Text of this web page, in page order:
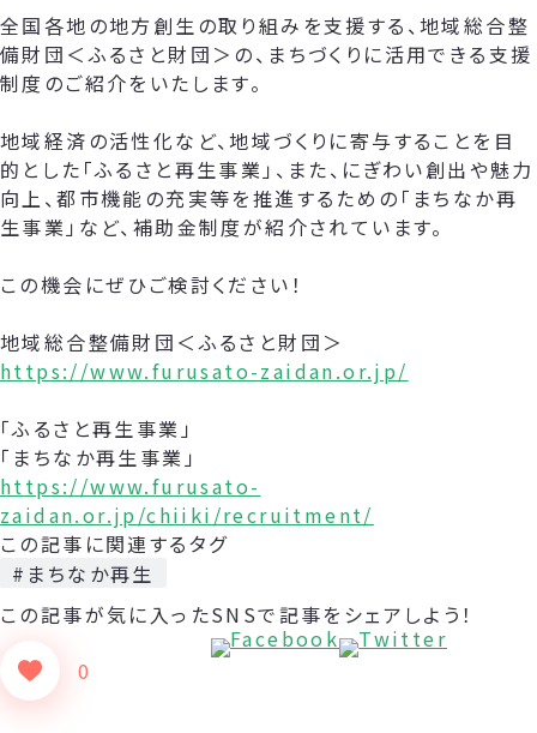
全国各地の地方創生の取り組みを支援する、地域総合整
備財団＜ふるさと財団＞の、まちづくりに活用できる支援
制度のご紹介をいたします。
地域経済の活性化など、地域づくりに寄与することを目
的とした「ふるさと再生事業」、また、にぎわい創出や魅力
向上、都市機能の充実等を推進するための「まちなか再
生事業」など、補助金制度が紹介されています。
この機会にぜひご検討ください！
地域総合整備財団＜ふるさと財団＞
https://www.furusato-zaidan.or.jp/
「ふるさと再生事業」
「まちなか再生事業」
https://www.furusato-
zaidan.or.jp/chiiki/recruitment/
この記事に関連するタグ
#まちなか再生
この記事が気に入った
0
SNSで記事をシェアしよう！